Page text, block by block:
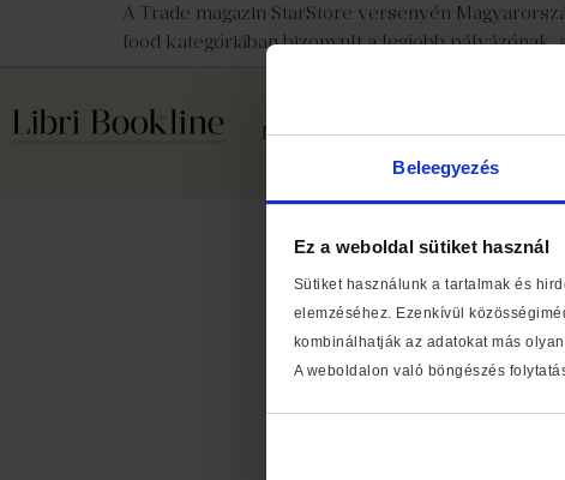
Beleegyezés
Ez a weboldal sütiket használ
Sütiket használunk a tartalmak és
elemzéséhez. Ezenkívül
kombinálhatják az adatokat más
A weboldalon való böngészés
A Trade magazin StarStore versenyén
food kategóriában bizonyult a legjobb
Médiaajánlat Cookie szabályzat